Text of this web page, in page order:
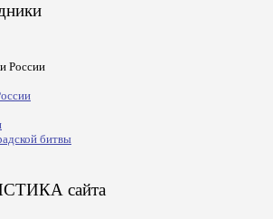
России
битвы
сайта